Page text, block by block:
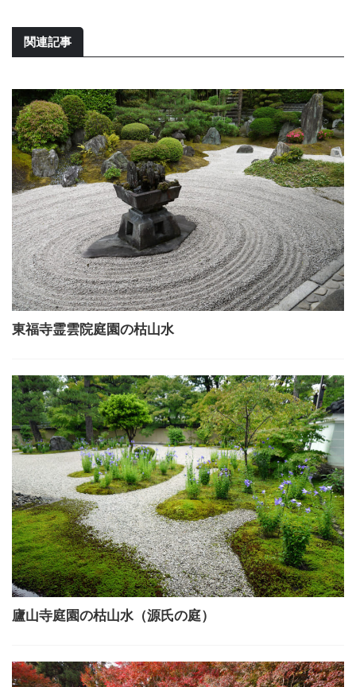
関連記事
東福寺霊雲院庭園の枯山水
廬山寺庭園の枯山水（源氏の庭）